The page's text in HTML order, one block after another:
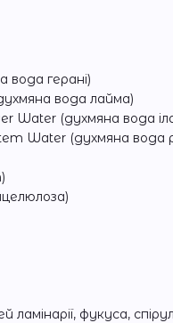
вода герані)
вода лайма)
(духмяна вода
Water (духмяна вода
фукуса,